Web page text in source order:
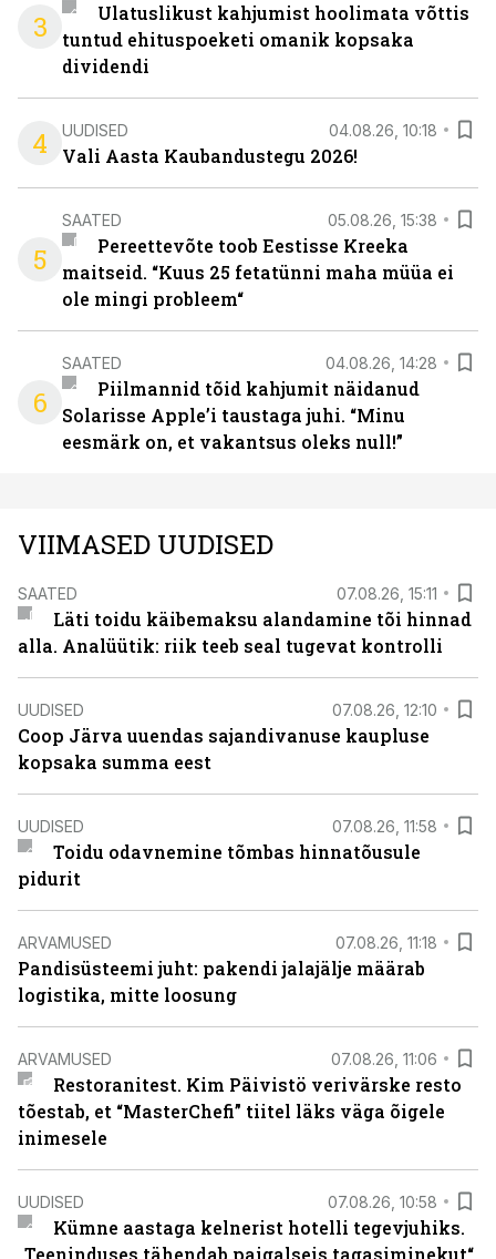
3
Ulatuslikust kahjumist hoolimata võttis
tuntud ehituspoeketi omanik kopsaka
dividendi
4 UUDISED 04.08.26, 10:18
Vali Aasta Kaubandustegu 2026!
5
SAATED 05.08.26, 15:38
Pereettevõte toob Eestisse Kreeka
maitseid. “Kuus 25 fetatünni maha müüa ei
ole mingi probleem“
6
SAATED 04.08.26, 14:28
Piilmannid tõid kahjumit näidanud
Solarisse Apple’i taustaga juhi. “Minu
eesmärk on, et vakantsus oleks null!”
VIIMASED UUDISED
SAATED 07.08.26, 15:11
Läti toidu käibemaksu alandamine tõi hinnad
alla. Analüütik: riik teeb seal tugevat kontrolli
UUDISED 07.08.26, 12:10
Coop Järva uuendas sajandivanuse kaupluse
kopsaka summa eest
UUDISED 07.08.26, 11:58
Toidu odavnemine tõmbas hinnatõusule
pidurit
ARVAMUSED 07.08.26, 11:18
Pandisüsteemi juht: pakendi jalajälje määrab
logistika, mitte loosung
ARVAMUSED 07.08.26, 11:06
Restoranitest. Kim Päivistö verivärske resto
tõestab, et “MasterChefi” tiitel läks väga õigele
inimesele
UUDISED 07.08.26, 10:58
Kümne aastaga kelnerist hotelli tegevjuhiks.
„Teeninduses tähendab paigalseis tagasiminekut“